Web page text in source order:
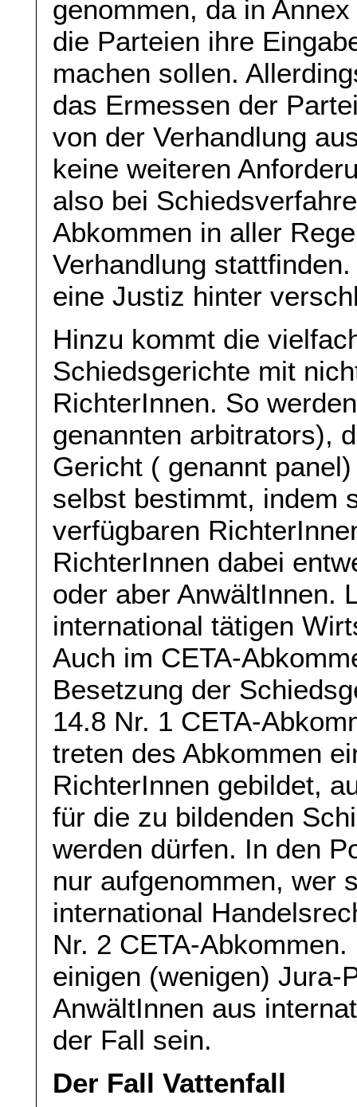
genommen, da in
die Parteien ihre
machen sollen.
das Ermessen der
von der Verhandlung
keine weiteren
also bei
Abkommen in aller
Verhandlung
eine Justiz hinter
Hinzu kommt die
Schiedsgerichte mit
RichterInnen. So
genannten arbitrators),
Gericht ( genannt
selbst bestimmt, indem
verfügbaren
RichterInnen dabei
oder aber AnwältInnen.
international tätigen
Auch im CETA-
Besetzung der
14.8 Nr. 1 CETA-
treten des Abkommen
RichterInnen gebildet,
für die zu bildenden
werden dürfen. In den
nur aufgenommen, wer
international
Nr. 2 CETA-
einigen (wenigen) Jura-
AnwältInnen aus
der Fall sein.
Der Fall Vattenfall